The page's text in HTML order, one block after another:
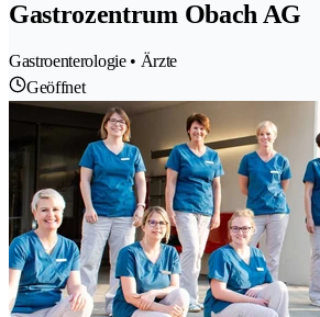
Gastrozentrum Obach AG
Gastroenterologie • Ärzte
Geöffnet